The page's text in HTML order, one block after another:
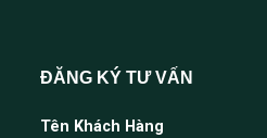
ĐĂNG KÝ TƯ VẤN
Tên Khách Hàng